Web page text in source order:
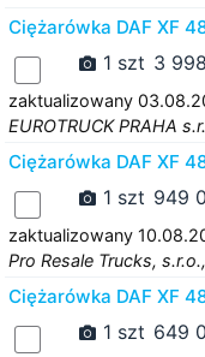
Ciężarówka DAF XF
1 szt 3
zaktualizowany
EUROTRUCK PRAHA
Ciężarówka DAF XF
1 szt 949
zaktualizowany
Pro Resale Trucks,
Ciężarówka DAF XF
1 szt 649